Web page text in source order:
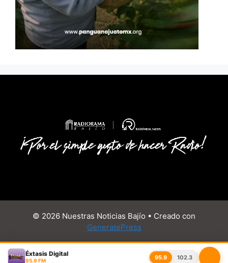
© 2026 Nuestras Noticias Bajío • Creado con
GeneratePress
Éxtasis Digital
95.9 FM 95.9 102.3